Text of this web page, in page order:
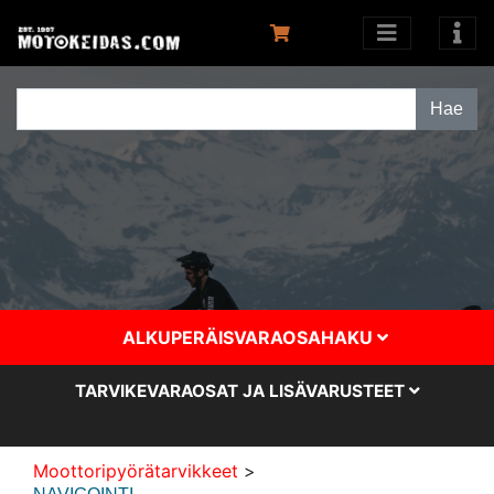
ALKUPERÄISVARAOSAHAKU
TARVIKEVARAOSAT JA LISÄVARUSTEET
Moottoripyörätarvikkeet >